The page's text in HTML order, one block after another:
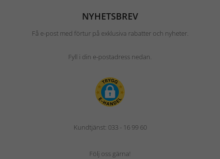
NYHETSBREV
Få e-post med förtur på exklusiva rabatter och nyheter.
Fyll i din e-postadress nedan.
Kundtjänst: 033 - 16 99 60
Följ oss gärna!